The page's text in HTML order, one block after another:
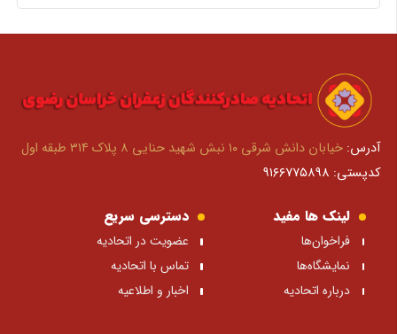
آدرس:خیابان دانش شرقی ۱۰ نبش شهید حنایی ۸ پلاک ۳۱۴ طبقه اول
کدپستی: ۹۱۶۶۷۷۵۸۹۸
لینک ها مفید
فراخوان‌ها
نمایشگاه‌ها
درباره اتحادیه
دسترسی سریع
عضویت در اتحادیه
تماس با اتحادیه
اخبار و اطلاعیه